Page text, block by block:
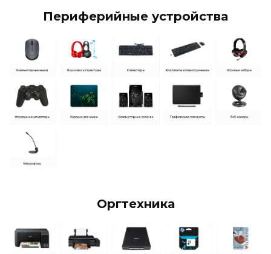
Периферийные устройства
Оргтехника